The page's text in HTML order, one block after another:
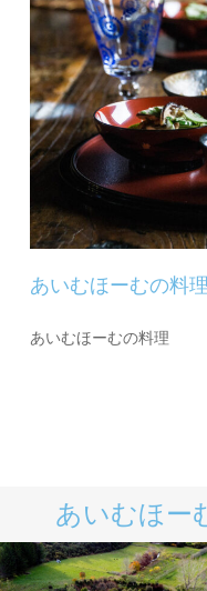
あいむほーむの料理
あいむほーむの料理
あいむほー